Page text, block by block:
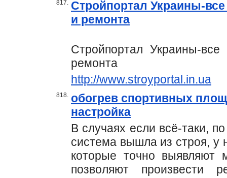
817. Cтройпортал Украины-
и ремонта
Стройпортал Украины-все
ремонта
http://www.stroyportal.in.ua
818. обогрев спортивных
настройка
В случаях если всё-таки,
система вышла из строя, у
которые точно выявляют
позволяют